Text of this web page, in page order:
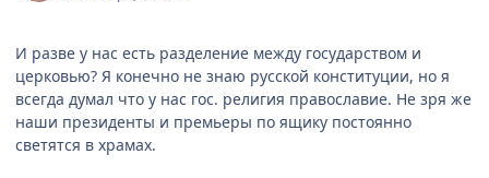
И разве у нас есть разделение между государством и
церковью? Я конечно не знаю русской конституции, но я
всегда думал что у нас гос. религия православие. Не зря же
наши президенты и премьеры по ящику постоянно
светятся в храмах.